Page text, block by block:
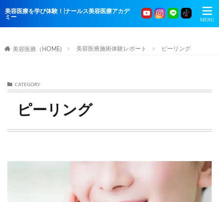
美容医療を学び体験！|ナールス美容医療アカデ
ミー
美容医療（HOME) 美容医療施術体験レポート ピーリング
CATEGORY
ピーリング